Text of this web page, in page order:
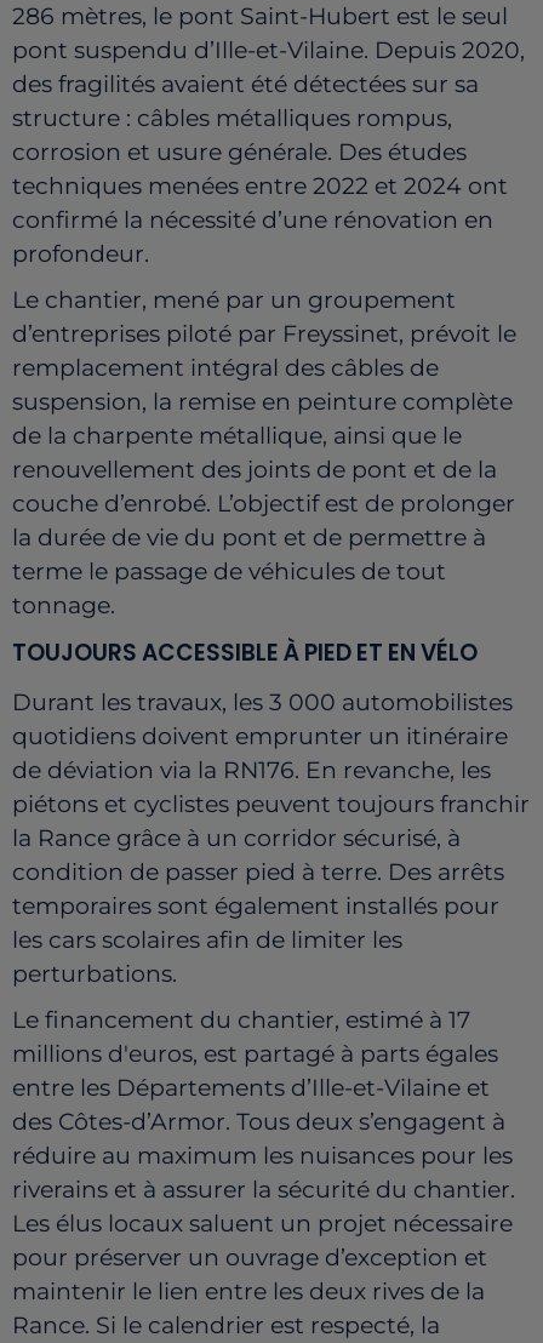
286 mètres, le pont Saint-Hubert est le seul
pont suspendu d’Ille-et-Vilaine. Depuis 2020,
des fragilités avaient été détectées sur sa
structure : câbles métalliques rompus,
corrosion et usure générale. Des études
techniques menées entre 2022 et 2024 ont
confirmé la nécessité d’une rénovation en
profondeur.
Le chantier, mené par un groupement
d’entreprises piloté par Freyssinet, prévoit le
remplacement intégral des câbles de
suspension, la remise en peinture complète
de la charpente métallique, ainsi que le
renouvellement des joints de pont et de la
couche d’enrobé. L’objectif est de prolonger
la durée de vie du pont et de permettre à
terme le passage de véhicules de tout
tonnage.
TOUJOURS ACCESSIBLE À PIED ET EN VÉLO
Durant les travaux, les 3 000 automobilistes
quotidiens doivent emprunter un itinéraire
de déviation via la RN176. En revanche, les
piétons et cyclistes peuvent toujours franchir
la Rance grâce à un corridor sécurisé, à
condition de passer pied à terre. Des arrêts
temporaires sont également installés pour
les cars scolaires afin de limiter les
perturbations.
Le financement du chantier, estimé à 17
millions d'euros, est partagé à parts égales
entre les Départements d’Ille-et-Vilaine et
des Côtes-d’Armor. Tous deux s’engagent à
réduire au maximum les nuisances pour les
riverains et à assurer la sécurité du chantier.
Les élus locaux saluent un projet nécessaire
pour préserver un ouvrage d’exception et
maintenir le lien entre les deux rives de la
Rance. Si le calendrier est respecté, la